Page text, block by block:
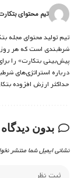
تیم محتوای
تیم تولید محتوای مجله
شرط‌بندی است که هر روز
پیش‌بینی بتکارت» را
درباره استراتژی‌های
حداکثر ارزش افزوده
بدون دیدگاه
نشانی ایمیل شما منتشر